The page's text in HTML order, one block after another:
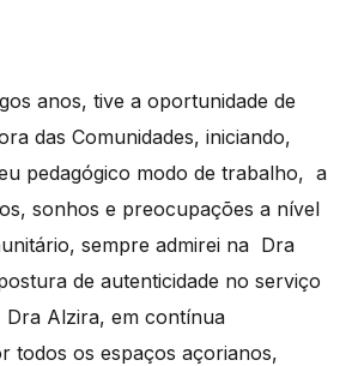
anos, tive a oportunidade de
das Comunidades, iniciando,
pedagógico modo de trabalho, a
sonhos e preocupações a nível
sempre admirei na Dra
de autenticidade no serviço
Dra Alzira, em contínua
todos os espaços açorianos,